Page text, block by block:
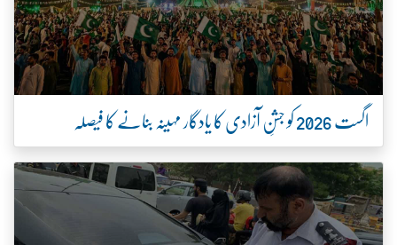
اگست 2026 کو جشنِ آزادی کا یادگار مہینہ بنانے کا فیصلہ